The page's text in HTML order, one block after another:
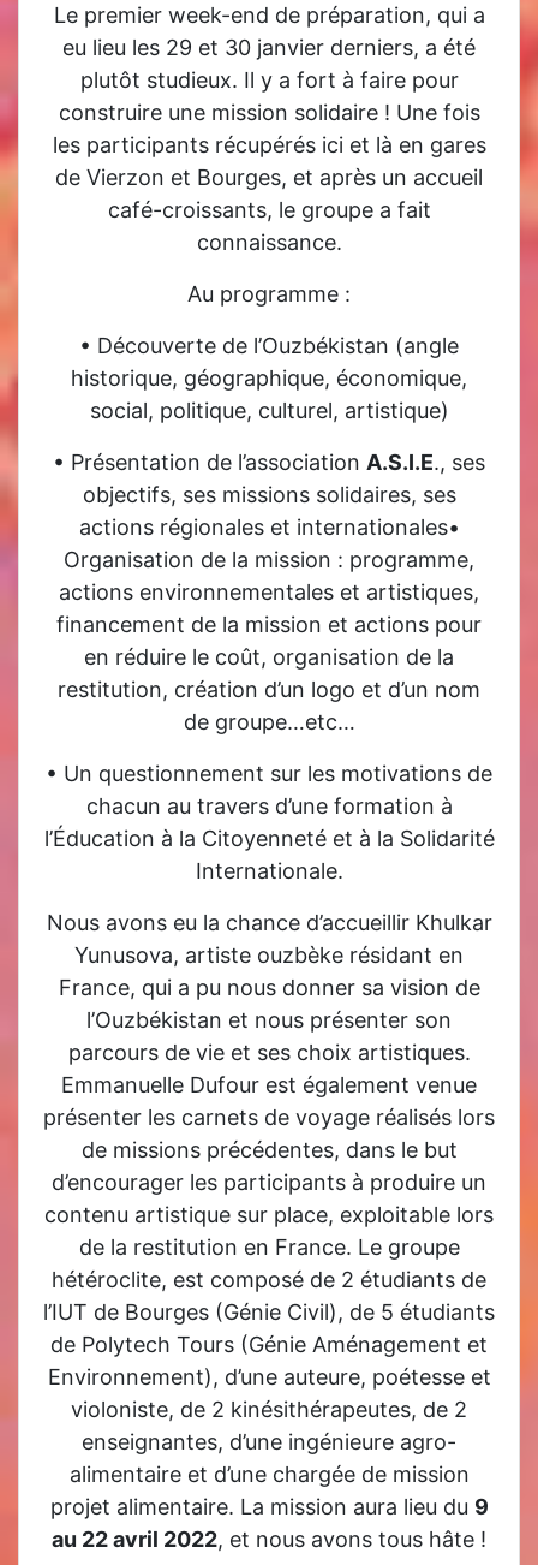
Le premier week-end de préparation, qui a
eu lieu les 29 et 30 janvier derniers, a été
plutôt studieux. Il y a fort à faire pour
construire une mission solidaire ! Une fois
les participants récupérés ici et là en gares
de Vierzon et Bourges, et après un accueil
café-croissants, le groupe a fait
connaissance.
Au programme :
• Découverte de l’Ouzbékistan (angle
historique, géographique, économique,
social, politique, culturel, artistique)
• Présentation de l’association A.S.I.E., ses
objectifs, ses missions solidaires, ses
actions régionales et internationales•
Organisation de la mission : programme,
actions environnementales et artistiques,
financement de la mission et actions pour
en réduire le coût, organisation de la
restitution, création d’un logo et d’un nom
de groupe…etc…
• Un questionnement sur les motivations de
chacun au travers d’une formation à
l’Éducation à la Citoyenneté et à la Solidarité
Internationale.
Nous avons eu la chance d’accueillir Khulkar
Yunusova, artiste ouzbèke résidant en
France, qui a pu nous donner sa vision de
l’Ouzbékistan et nous présenter son
parcours de vie et ses choix artistiques.
Emmanuelle Dufour est également venue
présenter les carnets de voyage réalisés lors
de missions précédentes, dans le but
d’encourager les participants à produire un
contenu artistique sur place, exploitable lors
de la restitution en France. Le groupe
hétéroclite, est composé de 2 étudiants de
l’IUT de Bourges (Génie Civil), de 5 étudiants
de Polytech Tours (Génie Aménagement et
Environnement), d’une auteure, poétesse et
violoniste, de 2 kinésithérapeutes, de 2
enseignantes, d’une ingénieure agro-
alimentaire et d’une chargée de mission
projet alimentaire. La mission aura lieu du 9
au 22 avril 2022, et nous avons tous hâte !